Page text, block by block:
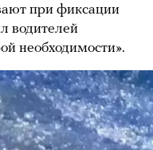
при фиксации
водителей
необходимости».